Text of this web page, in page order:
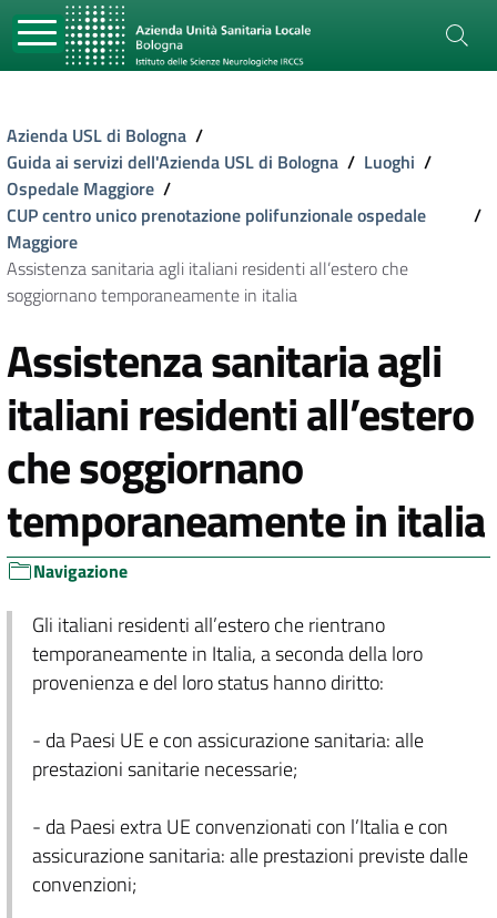
Azienda USL di Bologna /
Guida ai servizi dell'Azienda USL di Bologna / Luoghi /
Ospedale Maggiore /
CUP centro unico prenotazione polifunzionale ospedale
Maggiore
/
Assistenza sanitaria agli italiani residenti all’estero che
soggiornano temporaneamente in italia
Assistenza sanitaria agli
italiani residenti all’estero
che soggiornano
temporaneamente in italia
Navigazione
Gli italiani residenti all’estero che rientrano
temporaneamente in Italia, a seconda della loro
provenienza e del loro status hanno diritto:
- da Paesi UE e con assicurazione sanitaria: alle
prestazioni sanitarie necessarie;
- da Paesi extra UE convenzionati con l’Italia e con
assicurazione sanitaria: alle prestazioni previste dalle
convenzioni;